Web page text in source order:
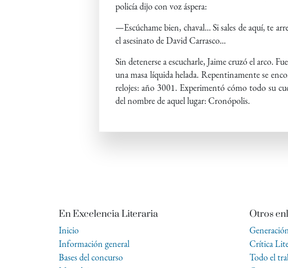
policía dijo con voz áspera:
—Escúchame bien, chaval… Si sales de aquí, te
el asesinato de David Carrasco...
Sin detenerse a escucharle, Jaime cruzó el arco.
una masa líquida helada. Repentinamente se
relojes: año 3001. Experimentó cómo todo su
del nombre de aquel lugar: Cronópolis.
En Excelencia Literaria
Inicio
Información general
Bases del concurso
Otros
Crítica
Todo el